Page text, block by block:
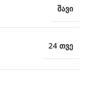
შავი
24 თვე